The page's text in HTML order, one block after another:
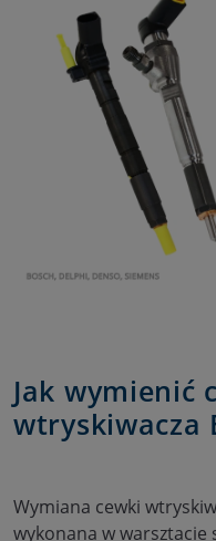
Jak wymienić
wtryskiwacza
Wymiana cewki
wykonana w